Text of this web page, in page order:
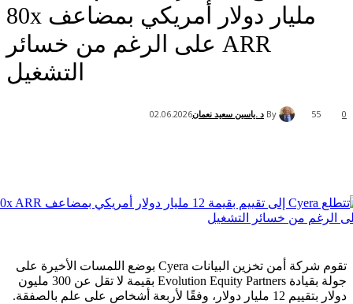
مليار دولار أمريكي بمضاعف 80x
ARR على الرغم من خسائر
التشغيل
By د .ياسين سعيد نعمان 02.06.2026
تقوم شركة أمن تخزين البيانات Cyera بوضع اللمسات الأخيرة على
جولة بقيادة Evolution Equity Partners بقيمة لا تقل عن 300 مليون
أشخاص على علم بالصفقة.